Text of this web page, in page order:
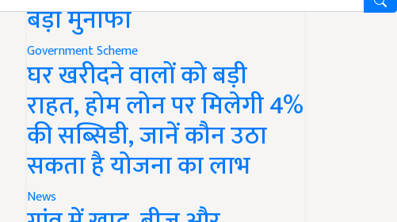
बड़ा मुनाफा
Government Scheme
घर खरीदने वालों को बड़ी
राहत, होम लोन पर मिलेगी 4%
की सब्सिडी, जानें कौन उठा
सकता है योजना का लाभ
News